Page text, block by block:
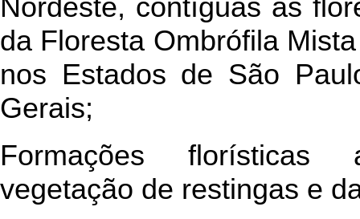
Nordeste, contíguas às
da Floresta Ombrófila
nos Estados de São
Gerais;
Formações florísticas
vegetação de restingas e